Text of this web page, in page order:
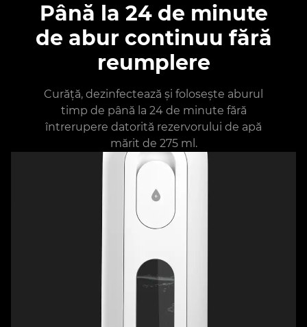
Până la 24 de minute
de abur continuu fără
reumplere
Curăță, dezinfectează și folosește aburul
timp de până la 24 de minute fără
întrerupere datorită rezervorului de apă
mărit de 275 ml.